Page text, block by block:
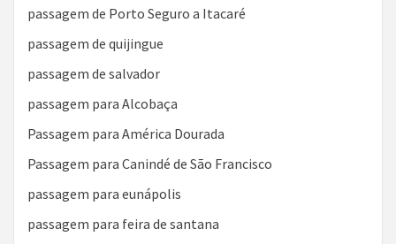
passagem de Porto Seguro a Itacaré
passagem de quijingue
passagem de salvador
passagem para Alcobaça
Passagem para América Dourada
Passagem para Canindé de São Francisco
passagem para eunápolis
passagem para feira de santana